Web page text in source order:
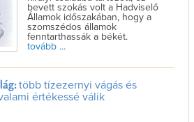
bevett szokás volt a Hadviselő
Államok időszakában, hogy a
szomszédos államok
fenntarthassák a békét.
tovább ...
több tízezernyi vágás és
értékessé válik